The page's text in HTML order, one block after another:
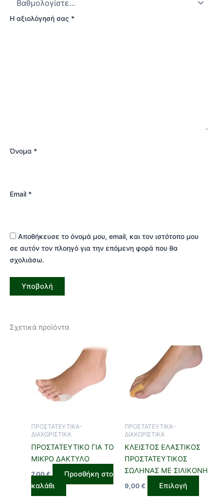
Η αξιολόγησή σας *
Όνομα *
Email *
Αποθήκευσε το όνομά μου, email, και τον ιστότοπο μου
σε αυτόν τον πλοηγό για την επόμενη φορά που θα
σχολιάσω.
Σχετικά προϊόντα
ΠΡΟΣΤΑΤΕΥΤΙΚΑ-
ΔΙΑΧΩΡΙΣΤΙΚΑ
ΠΡΟΣΤΑΤΕΥΤΙΚΟ ΓΙΑ ΤΟ
ΜΙΚΡΟ ΔΑΚΤΥΛΟ
7,00€
Προσθήκη στο
καλάθι
ΠΡΟΣΤΑΤΕΥΤΙΚΑ-
ΔΙΑΧΩΡΙΣΤΙΚΑ
ΚΛΕΙΣΤΟΣ ΕΛΑΣΤΙΚΟΣ
ΠΡΟΣΤΑΤΕΥΤΙΚΟΣ
ΣΩΛΗΝΑΣ ΜΕ ΣΙΛΙΚΟΝΗ
9,00€ Επιλογή
το
να
στη